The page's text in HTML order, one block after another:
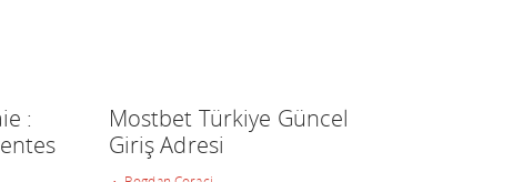
:
Mostbet Türkiye Güncel
Giriş Adresi